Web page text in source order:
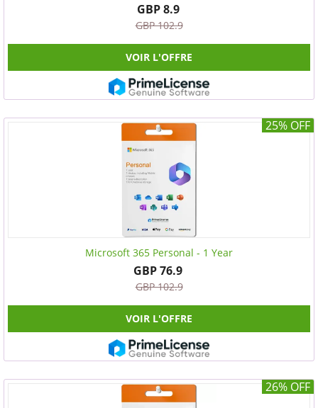
GBP 8.9
GBP 102.9
VOIR L'OFFRE
25% OFF
Microsoft 365 Personal - 1 Year
GBP 76.9
GBP 102.9
VOIR L'OFFRE
26% OFF